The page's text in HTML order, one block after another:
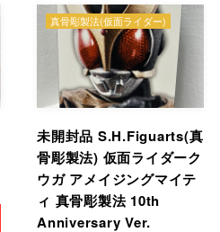
未開封品 S.H.Figuarts(真
骨彫製法) 仮面ライダーク
ウガ アメイジングマイテ
ィ 真骨彫製法 10th
Anniversary Ver.
真骨彫製法(仮面ライダー)